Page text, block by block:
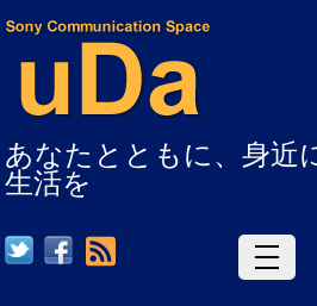
あなたとともに、身近
生活を